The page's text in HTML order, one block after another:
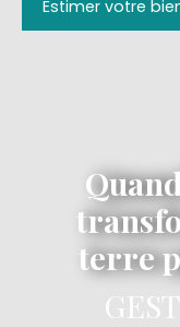
Estimer votre
terre